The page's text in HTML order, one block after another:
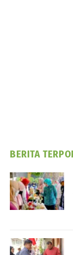
BERITA